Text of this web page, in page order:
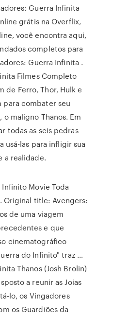
Guerra Infinita
grátis na Overflix,
você encontra aqui,
completos para
Guerra Infinita .
Filmes Completo
de Ferro, Thor, Hulk e
para combater seu
maligno Thanos. Em
todas as seis pedras
usá-las para infligir sua
a realidade.
Movie Toda
Original title: Avengers:
de uma viagem
e que
cinematográfico
do Infinito" traz …
Thanos (Josh Brolin)
a reunir as Joias
lo, os Vingadores
os Guardiões da